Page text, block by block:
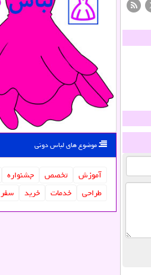
موضوع های لباس دونی
آموزش تخصص جشنواره
طراحی
خدمات خرید سفر